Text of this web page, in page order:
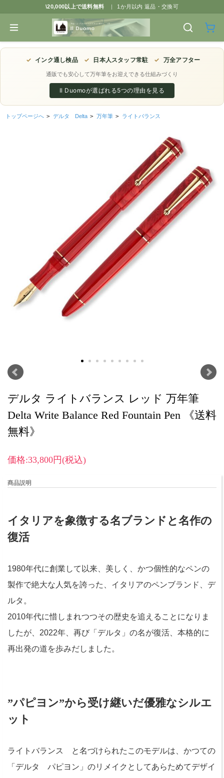
\20,000以上で送料無料 | 1か月以内 返品・交換可
✓ インク通し検品 ✓ 日本人スタッフ常駐 ✓ 万全アフター
通販でも安心して万年筆をお迎えできる仕組みづくり
Il Duomoが選ばれる5つの理由を見る
トップページへ > デルタ Delta > 万年筆 > ライトバランス
デルタ ライトバランス レッド 万年筆
Delta Write Balance Red Fountain Pen 《送料
無料》
価格:33,800円(税込)
商品説明
イタリアを象徴する名ブランドと名作の
復活
1980年代に創業して以来、美しく、かつ個性的なペンの
製作で絶大な人気を誇った、イタリアのペンブランド、デ
ルタ。
2010年代に惜しまれつつその歴史を追えることになりま
したが、2022年、再び「デルタ」の名が復活、本格的に
再出発の道を歩みだしました。
”パピヨン”から受け継いだ優雅なシルエ
ット
ライトバランス と名づけられたこのモデルは、かつての
「デルタ パピヨン」のリメイクとしてあらためてデザイ